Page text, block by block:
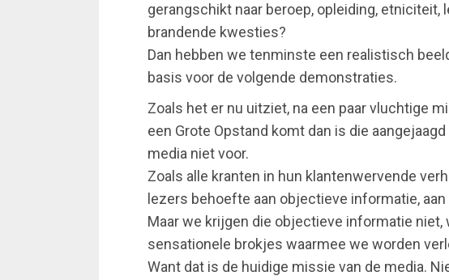
gerangschikt naar beroep, opleiding, etniciteit,
brandende kwesties?
Dan hebben we tenminste een realistisch
basis voor de volgende demonstraties.
Zoals het er nu uitziet, na een paar vluchtige
een Grote Opstand komt dan is die
media niet voor.
Zoals alle kranten in hun klantenwervende
lezers behoefte aan objectieve informatie,
Maar we krijgen die objectieve informatie niet,
sensationele brokjes waarmee we worden
Want dat is de huidige missie van de media.